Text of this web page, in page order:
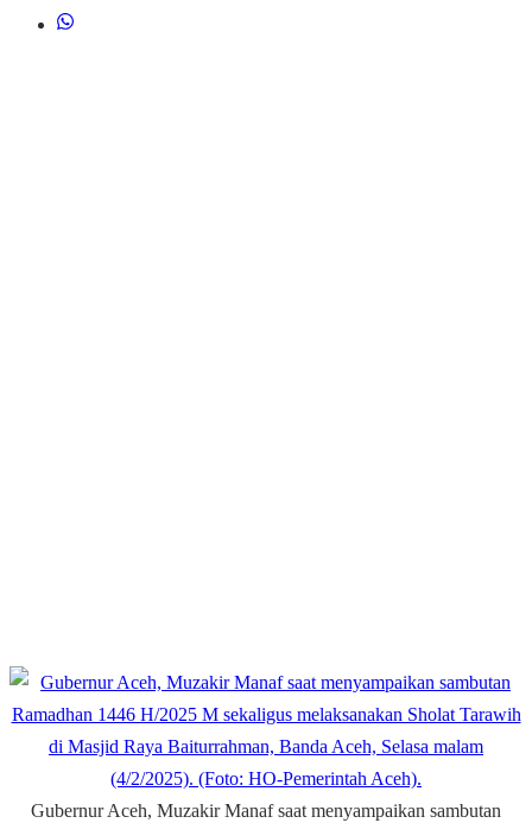
Gubernur Aceh, Muzakir Manaf saat menyampaikan sambutan